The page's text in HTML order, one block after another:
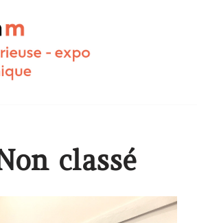
classé